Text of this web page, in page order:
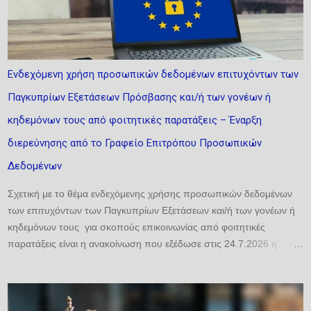
υποχρέωση όσο και ως δικαίωμα, επιδιώκοντας να αναδείξει την
αλληλεπίδραση των σχετικών ρυθμίσεων, να εντοπίσει τυχόν
αντινομίες και να προτείνει τη δέουσα διευθέτηση. Ιδιαίτερη έμφαση
2024/1143, ο οποίος αναδιαμορφώνει το πλαίσιο για τις ΠΟΠ/ΠΓΕ·
αφετέρου, στη σχετικοποίηση της έννοιας της καταγωγής λόγω της
κλιματικής αλλαγής και των γεωπολιτικών κρίσεων. ...
Ενδεχόμενη χρήση προσωπικών δεδομένων επιτυχόντων των
Παγκυπρίων Εξετάσεων Πρόσβασης και/ή των γονέων ή
κηδεμόνων τους από φοιτητικές παρατάξεις – Έναρξη
διερεύνησης από το Γραφείο Επιτρόπου Προσωπικών
Δεδομένων
Σχετική με το θέμα ενδεχόμενης χρήσης προσωπικών δεδομένων
των επιτυχόντων των Παγκυπρίων Εξετάσεων και/ή των γονέων ή
κηδεμόνων τους για σκοπούς επικοινωνίας από φοιτητικές
παρατάξεις είναι η ανακοίνωση που εξέδωσε στις 24.7.2026 η
χρήσης προσωπικών δεδομένων επιτυχόντων και/ή των γονέων ή